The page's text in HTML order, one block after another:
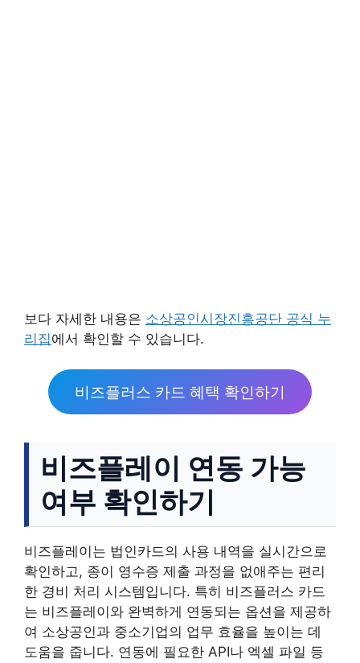
보다 자세한 내용은 소상공인시장진흥공단 공식 누
리집에서 확인할 수 있습니다.
비즈플러스 카드 혜택 확인하기
비즈플레이 연동 가능
여부 확인하기
비즈플레이는 법인카드의 사용 내역을 실시간으로
확인하고, 종이 영수증 제출 과정을 없애주는 편리
한 경비 처리 시스템입니다. 특히 비즈플러스 카드
는 비즈플레이와 완벽하게 연동되는 옵션을 제공하
여 소상공인과 중소기업의 업무 효율을 높이는 데
도움을 줍니다. 연동에 필요한 API나 엑셀 파일 등